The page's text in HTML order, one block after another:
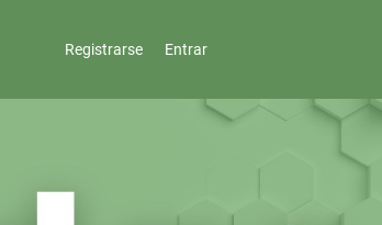
Registrarse Entrar